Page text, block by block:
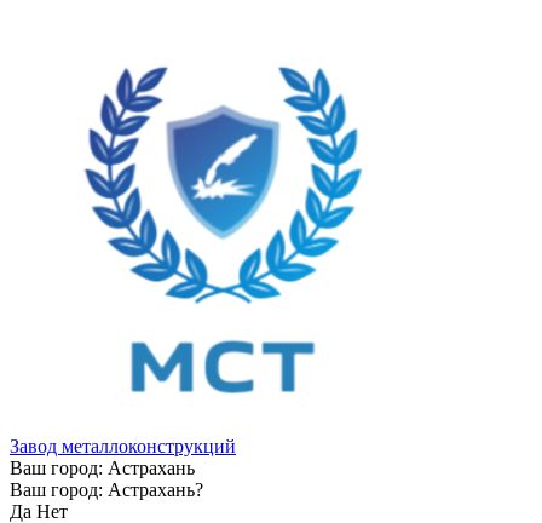
Завод металлоконструкций
Ваш город: Астрахань
Ваш город: Астрахань?
Да Нет